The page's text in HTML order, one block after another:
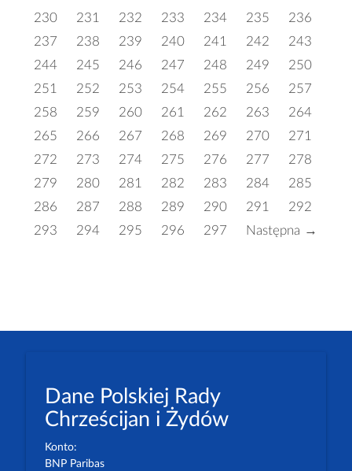
230
231 232 233 234 235
236
237
238 239 240 241 242
243
244
245 246 247 248 249
250
251
252 253 254 255 256
257
258
259 260 261 262 263
264
265
266 267 268 269 270
271
272
273 274 275 276 277
278
279
280 281 282 283 284
285
286
287 288 289 290 291
292
293
294 295 296 297 Następna →
Dane Polskiej Rady
Chrześcijan i Żydów
Konto:
BNP Paribas